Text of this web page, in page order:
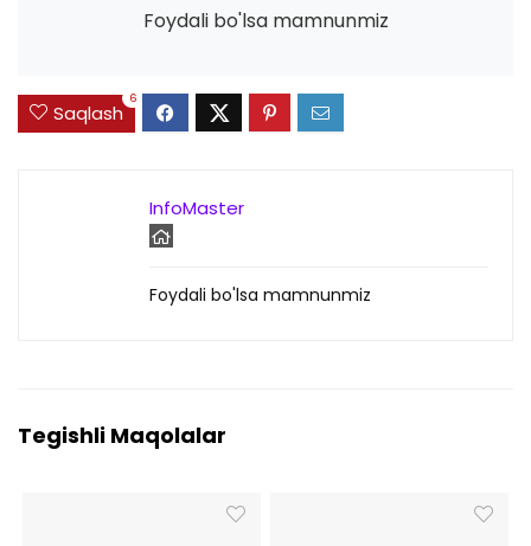
Foydali bo'lsa mamnunmiz
Saqlash
6
InfoMaster
Foydali bo'lsa mamnunmiz
Tegishli Maqolalar